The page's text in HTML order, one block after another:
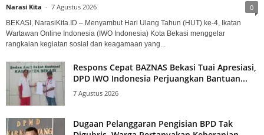
Narasi Kita - 7 Agustus 2026 0
BEKASI, NarasiKita.ID – Menyambut Hari Ulang Tahun (HUT) ke-4, Ikatan
Wartawan Online Indonesia (IWO Indonesia) Kota Bekasi menggelar
rangkaian kegiatan sosial dan keagamaan yang...
Respons Cepat BAZNAS Bekasi Tuai Apresiasi,
DPD IWO Indonesia Perjuangkan Bantuan...
7 Agustus 2026
Dugaan Pelanggaran Pengisian BPD Tak